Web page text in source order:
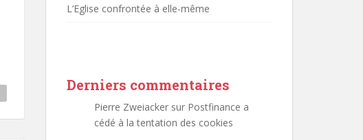
L’Eglise confrontée à elle-même
Derniers commentaires
Pierre Zweiacker sur Postfinance a
cédé à la tentation des cookies